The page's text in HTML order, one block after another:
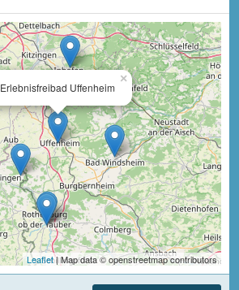
×
Erlebnisfreibad Uffenheim
Leaflet| Map data © openstreetmap contributors